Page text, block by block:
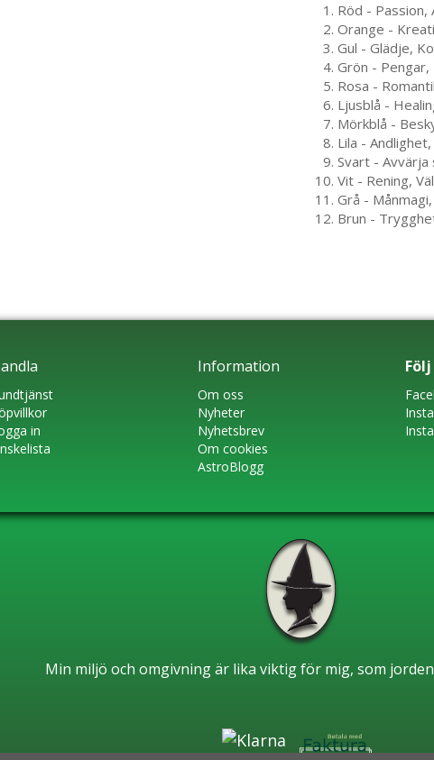
Röd -
Orange -
Gul - Glädje,
Grön -
Rosa -
Ljusblå -
Mörkblå -
Lila -
Svart - Avvärja
Vit - Rening,
Grå -
Brun -
in
Information
Om oss
Nyheter
Nyhetsbrev
Om cookies
AstroBlogg
Min miljö och omgivning är lika viktig för mig, som